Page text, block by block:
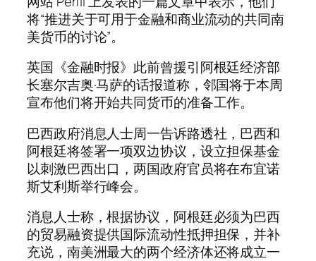
将“推进关于可用于金融和商业流动的共同南
美货币的讨论”。
英国《金融时报》此前曾援引阿根廷经济部
长塞尔吉奥·马萨的话报道称，邻国将于本周
宣布他们将开始共同货币的准备工作。
巴西政府消息人士周一告诉路透社，巴西和
阿根廷将签署一项双边协议，设立担保基金
以刺激巴西出口，两国政府官员将在布宜诺
斯艾利斯举行峰会。
消息人士称，根据协议，阿根廷必须为巴西
的贸易融资提供国际流动性抵押担保，并补
充说，南美洲最大的两个经济体还将成立一